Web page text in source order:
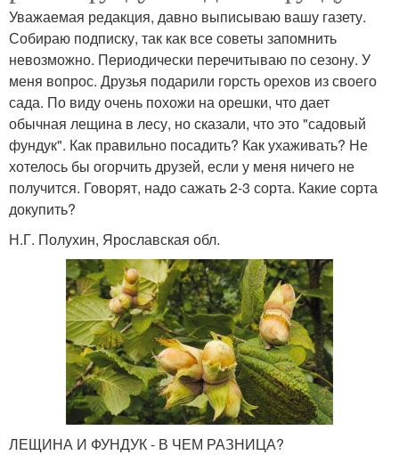
Уважаемая редакция, давно выписываю вашу газету.
Собираю подписку, так как все советы запомнить
невозможно. Периодически перечитываю по сезону. У
меня вопрос. Друзья подарили горсть орехов из своего
сада. По виду очень похожи на орешки, что дает
обычная лещина в лесу, но сказали, что это "садовый
фундук". Как правильно посадить? Как ухаживать? Не
хотелось бы огорчить друзей, если у меня ничего не
получится. Го­ворят, надо сажать 2­-3 сорта. Какие сорта
докупить?
Н.Г. Полухин, Ярославская обл.
ЛЕЩИНА И ФУНДУК - В ЧЕМ РАЗНИЦА?